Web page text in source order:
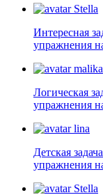
Stella
Интересная
упражнения
malika
Логическая
упражнения
lina
Детская
упражнения
Stella